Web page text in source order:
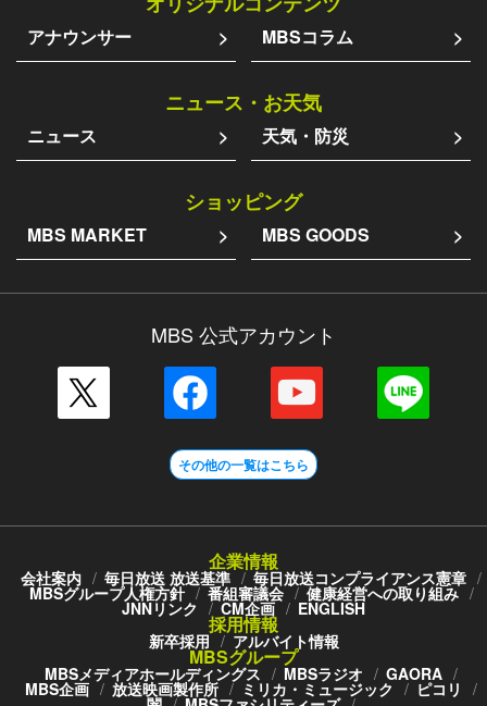
アナウンサー MBSコラム
ニュース・お天気
ニュース 天気・防災
ショッピング
MBS MARKET MBS GOODS
MBS 公式アカウント
その他の一覧はこちら
企業情報
会社案内 毎日放送 放送基準 毎日放送コンプライアンス憲章
MBSグループ人権方針 番組審議会 健康経営への取り組み
JNNリンク CM企画 ENGLISH
採用情報
新卒採用 アルバイト情報
MBSグループ
MBSメディアホールディングス MBSラジオ GAORA
MBS企画 放送映画製作所 ミリカ・ミュージック ピコリ